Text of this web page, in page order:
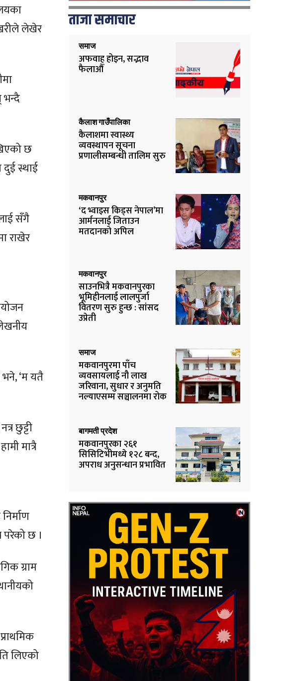
लेखेर
भन्दै
छ
स्थाई
सँगै
राखेर
भने, ‘म यतै
छुट्टी
मात्रै
परेको छ ।
ग्राम
लिएको
ताजा समाचार
समाज
अफवाह होइन, सद्भाव
फैलाऔँ
कैलाश गाउँपालिका
कैलाशमा स्वास्थ्य
व्यवस्थापन सूचना
प्रणालीसम्बन्धी तालिम सुरु
मकवानपुर
‘द भ्वाइस किड्स नेपाल’मा
आर्मनलाई जिताउन
मतदानको अपिल
मकवानपुर
साउनभित्रै मकवानपुरका
भूमिहीनलाई लालपुर्जा
वितरण सुरु हुन्छ : सांसद
उप्रेती
समाज
मकवानपुरमा पाँच
व्यवसायलाई नौ लाख
जरिवाना, सुधार र अनुमति
नल्याएसम्म सञ्चालनमा रोक
बागमती प्रदेश
मकवानपुरका २६१
सिसिटिभीमध्ये १२८ बन्द,
अपराध अनुसन्धान प्रभावित